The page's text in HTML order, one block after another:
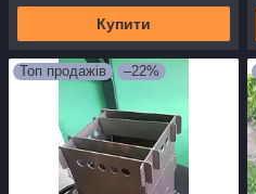
Купити
Топ продажів –22%